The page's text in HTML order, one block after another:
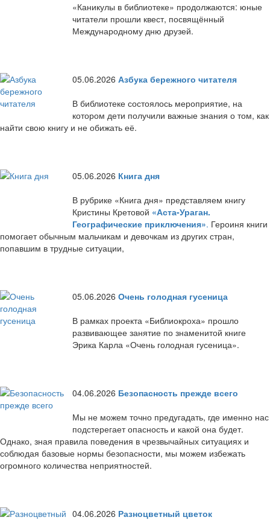
«Каникулы в библиотеке» продолжаются: юные
читатели прошли квест, посвящённый
Международному дню друзей.
05.06.2026 Азбука бережного читателя
В библиотеке состоялось мероприятие, на
котором дети получили важные знания о том, как
найти свою книгу и не обижать её.
05.06.2026 Книга дня
В рубрике «Книга дня» представляем книгу
Кристины Кретовой «Аста-Ураган.
Географические приключения». Героиня книги
помогает обычным мальчикам и девочкам из других стран,
попавшим в трудные ситуации,
05.06.2026 Очень голодная гусеница
В рамках проекта «Библиокроха» прошло
развивающее занятие по знаменитой книге
Эрика Карла «Очень голодная гусеница».
04.06.2026 Безопасность прежде всего
Мы не можем точно предугадать, где именно нас
подстерегает опасность и какой она будет.
Однако, зная правила поведения в чрезвычайных ситуациях и
соблюдая базовые нормы безопасности, мы можем избежать
огромного количества неприятностей.
04.06.2026 Разноцветный цветок